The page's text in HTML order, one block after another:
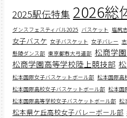
2025駅伝特集 2026総
ダンスフェスティバル2025 バスケット 塩尻
女子バスケ 女子バスケット 女子バレー
懸陵ダンス部 東京都市大弓道部 松商学
松商学園高等学校陸上競技部
松本国際女子バスケットボール部 松本国際高
松本国際高校女子バスケットボール部 松本国
松本国際高等学校女子バスケットボール部 松
松本県ケ丘高校女子バレーボール部